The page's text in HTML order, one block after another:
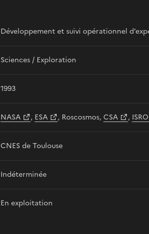
Développement et suivi opérationnel
Sciences / Exploration
1993
NASA , ESA , Roscosmos, CSA , ISRO
CNES de Toulouse
Indéterminée
En exploitation